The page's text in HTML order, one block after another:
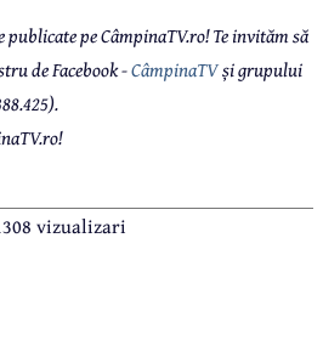
pe CâmpinaTV.ro! Te invităm să
de Facebook -CâmpinaTVși grupului
vizualizari